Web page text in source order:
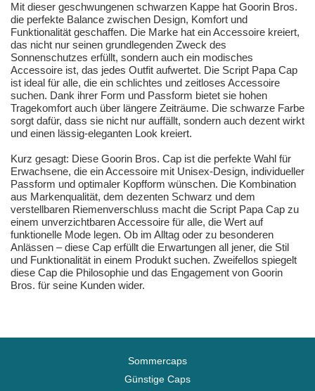
Mit dieser geschwungenen schwarzen Kappe hat Goorin Bros.
die perfekte Balance zwischen Design, Komfort und
Funktionalität geschaffen. Die Marke hat ein Accessoire kreiert,
das nicht nur seinen grundlegenden Zweck des
Sonnenschutzes erfüllt, sondern auch ein modisches
Accessoire ist, das jedes Outfit aufwertet. Die Script Papa Cap
ist ideal für alle, die ein schlichtes und zeitloses Accessoire
suchen. Dank ihrer Form und Passform bietet sie hohen
Tragekomfort auch über längere Zeiträume. Die schwarze Farbe
sorgt dafür, dass sie nicht nur auffällt, sondern auch dezent wirkt
und einen lässig-eleganten Look kreiert.
Kurz gesagt: Diese Goorin Bros. Cap ist die perfekte Wahl für
Erwachsene, die ein Accessoire mit Unisex-Design, individueller
Passform und optimaler Kopfform wünschen. Die Kombination
aus Markenqualität, dem dezenten Schwarz und dem
verstellbaren Riemenverschluss macht die Script Papa Cap zu
einem unverzichtbaren Accessoire für alle, die Wert auf
funktionelle Mode legen. Ob im Alltag oder zu besonderen
Anlässen – diese Cap erfüllt die Erwartungen all jener, die Stil
und Funktionalität in einem Produkt suchen. Zweifellos spiegelt
diese Cap die Philosophie und das Engagement von Goorin
Bros. für seine Kunden wider.
Sommercaps
Günstige Caps